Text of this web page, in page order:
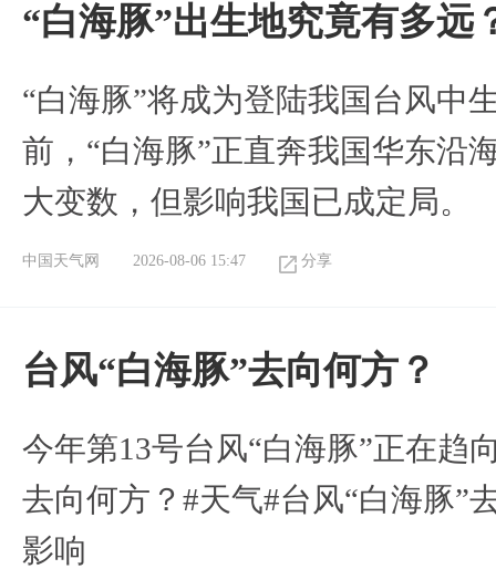
“白海豚”出生地究竟有多远
“白海豚”将成为登陆我国台风中
前，“白海豚”正直奔我国华东沿
大变数，但影响我国已成定局。
中国天气网 2026-08-06 15:47 分享
台风“白海豚”去向何方？
今年第13号台风“白海豚”正在趋
去向何方？#天气#台风“白海豚”
影响